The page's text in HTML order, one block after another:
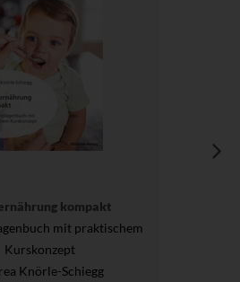
kompakt
mit praktischem
Kurskonzept
Knörle-Schiegg